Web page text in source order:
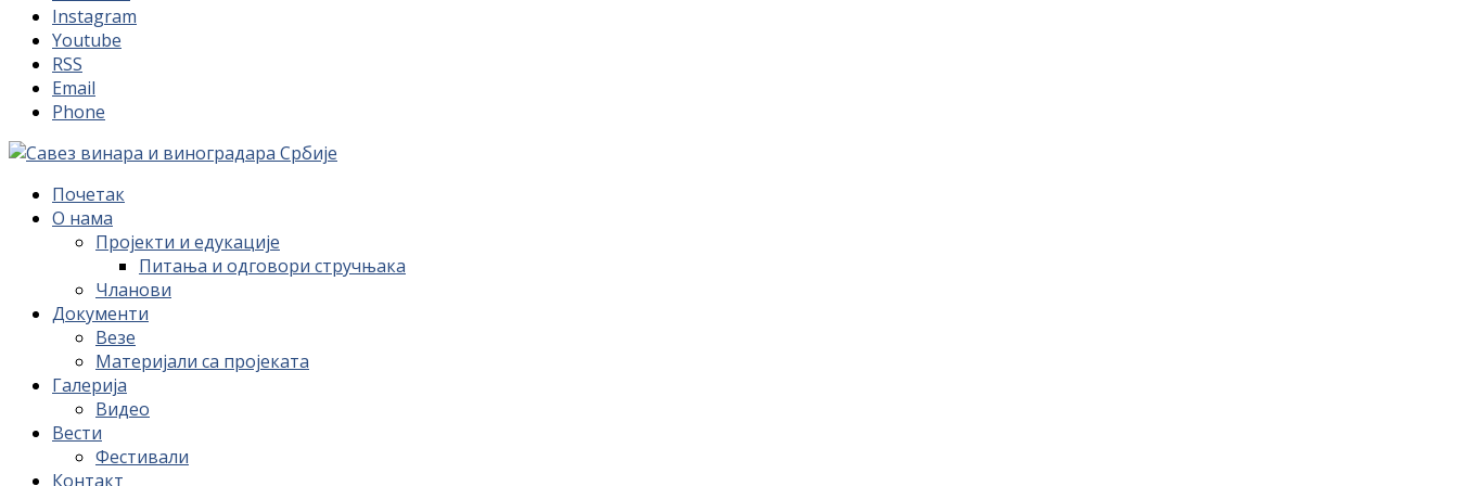
Instagram
Youtube
RSS
Email
Phone
Почетак
О нама
Пројекти и едукације
Питања и одговори стручњака
Чланови
Документи
Везе
Материјали са пројеката
Галерија
Видео
Вести
Фестивали
Контакт